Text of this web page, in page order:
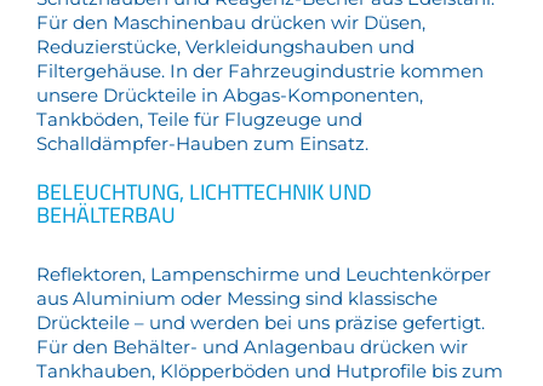
Für den Maschinenbau drücken wir Düsen,
Reduzierstücke, Verkleidungshauben und
Filtergehäuse. In der Fahrzeugindustrie kommen
unsere Drückteile in Abgas-Komponenten,
Tankböden, Teile für Flugzeuge und
Schalldämpfer-Hauben zum Einsatz.
BELEUCHTUNG, LICHTTECHNIK UND
BEHÄLTERBAU
Reflektoren, Lampenschirme und Leuchtenkörper
aus Aluminium oder Messing sind klassische
Drückteile – und werden bei uns präzise gefertigt.
Für den Behälter- und Anlagenbau drücken wir
Tankhauben, Klöpperböden und Hutprofile bis zum